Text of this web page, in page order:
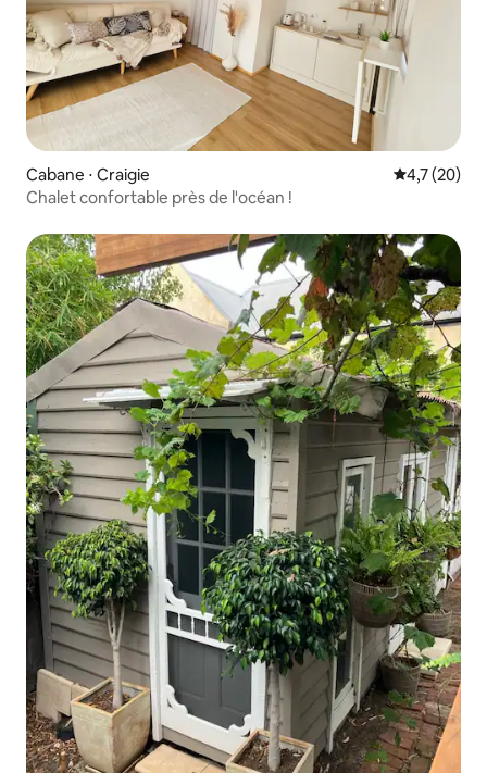
Cabane ⋅ Craigie Évaluation
4,7 (20)
Chalet confortable près de l'océan !